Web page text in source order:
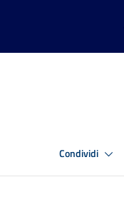
Condividi